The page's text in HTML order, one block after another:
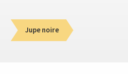
Jupe noire